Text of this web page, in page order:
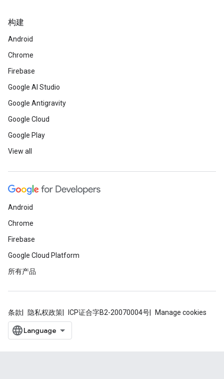
构建
Android
Chrome
Firebase
Google AI Studio
Google Antigravity
Google Cloud
Google Play
View all
Android
Chrome
Firebase
Google Cloud Platform
所有产品
条款 隐私权政策 ICP证合字B2-20070004号 Manage cookies